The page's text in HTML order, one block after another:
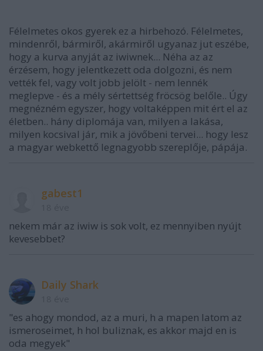
Félelmetes okos gyerek ez a hirbehozó. Félelmetes,
mindenről, bármiről, akármiről ugyanaz jut eszébe,
hogy a kurva anyját az iwiwnek... Néha az az
érzésem, hogy jelentkezett oda dolgozni, és nem
vették fel, vagy volt jobb jelölt - nem lennék
meglepve - és a mély sértettség fröcsög belőle.. Úgy
megnézném egyszer, hogy voltaképpen mit ért el az
életben.. hány diplomája van, milyen a lakása,
milyen kocsival jár, mik a jövőbeni tervei... hogy lesz
a magyar webkettő legnagyobb szereplője, pápája.
gabest1
nekem már az iwiw is sok volt, ez mennyiben nyújt
kevesebbet?
Daily Shark
"es ahogy mondod, az a muri, h a mapen latom az
ismeroseimet, h hol buliznak, es akkor majd en is
oda megyek"